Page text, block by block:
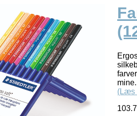
(Læs